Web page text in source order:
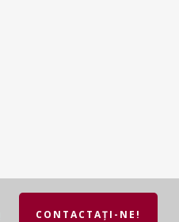
CONTACTAȚI-NE!